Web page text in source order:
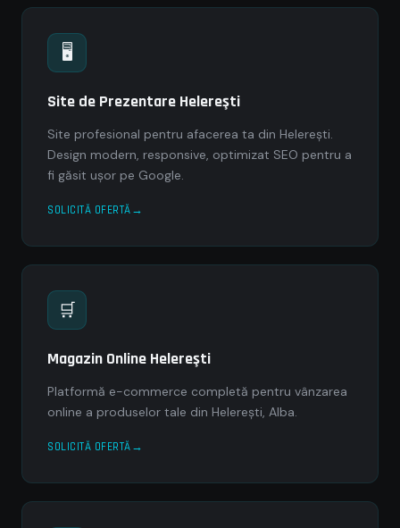
🖥
Site de Prezentare Helereşti
Site profesional pentru afacerea ta din Helereşti.
Design modern, responsive, optimizat SEO pentru a
fi găsit ușor pe Google.
SOLICITĂ OFERTĂ
🛒
Magazin Online Helereşti
Platformă e-commerce completă pentru vânzarea
online a produselor tale din Helereşti, Alba.
SOLICITĂ OFERTĂ